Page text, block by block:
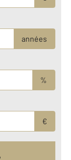
années
%
€